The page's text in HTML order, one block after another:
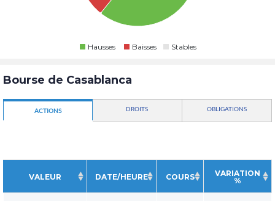
Hausses Baisses Stables
Bourse de Casablanca
ACTIONS DROITS OBLIGATIONS
VALEUR DATE/HEURE COURS
VARIATION
%